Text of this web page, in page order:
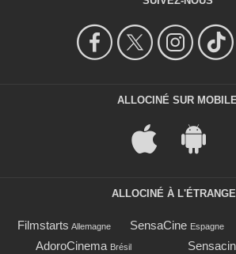
ALLOCINÉ SUR
ALLOCINÉ À
Filmstarts Allemagne SensaCine Espagne
AdoroCinema Brésil